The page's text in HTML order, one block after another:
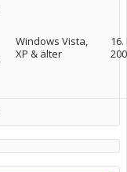
Windows Vista,
XP & älter